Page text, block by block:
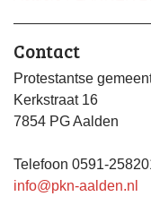
Contact
Protestantse
Kerkstraat 16
7854 PG Aalden
Telefoon 0591-
info@pkn-aalden.nl